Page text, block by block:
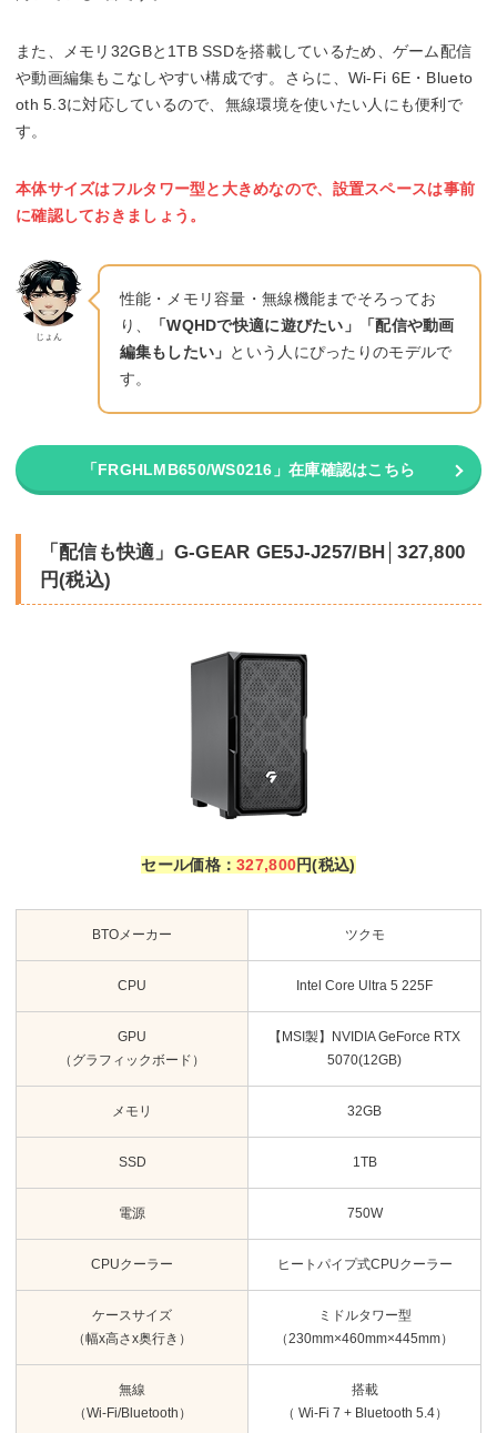
また、メモリ32GBと1TB SSDを搭載しているため、ゲーム配信
や動画編集もこなしやすい構成です。さらに、Wi-Fi 6E・Blueto
oth 5.3に対応しているので、無線環境を使いたい人にも便利で
す。
本体サイズはフルタワー型と大きめなので、設置スペースは事前
に確認しておきましょう。
じょん
性能・メモリ容量・無線機能までそろってお
り、
「WQHDで快適に遊びたい」「配信や動画
編集もしたい」 という人にぴったりのモデルで
す。
「FRGHLMB650/WS0216」在庫確認はこちら
「配信も快適」G-GEAR GE5J-J257/BH│327,800
円(税込)
セール価格：327,800円(税込)
BTOメーカー ツクモ
CPU Intel Core Ultra 5 225F
GPU
（グラフィックボード）
【MSI製】NVIDIA GeForce RTX
5070(12GB)
メモリ 32GB
SSD 1TB
電源 750W
CPUクーラー ヒートパイプ式CPUクーラー
ケースサイズ
（幅x高さx奥行き）
ミドルタワー型
（230mm×460mm×445mm）
無線
（Wi-Fi/Bluetooth）
搭載
（ Wi-Fi 7 + Bluetooth 5.4）